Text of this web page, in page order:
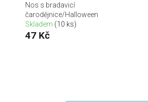
Nos s bradavicí
čarodějnice/Halloween
Skladem (10 ks)
47 Kč